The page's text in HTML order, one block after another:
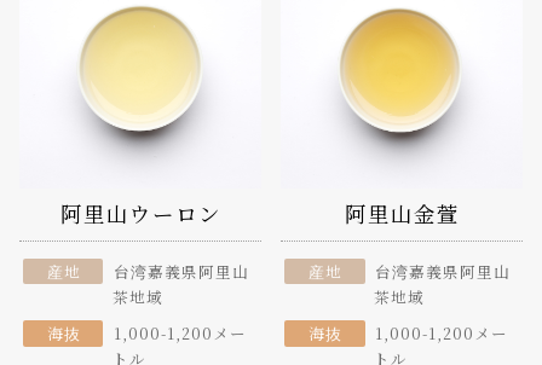
阿里山ウーロン
産地
台湾嘉義県阿里山
茶地域
海抜
1,000-1,200メー
トル
阿里山金萱
産地
台湾嘉義県阿里山
茶地域
海抜
1,000-1,200メー
トル